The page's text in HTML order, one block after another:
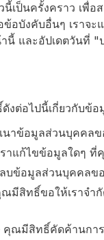
เป็นครั้งคราว เพื่
อบังคับอื่นๆ เราจ
นี้ และอัปเดตวันที่ "
ต่อไปนี้เกี่ยวกับข้
นาข้อมูลส่วนบุคคล
แก้ไขข้อมูลใดๆ ที่
ข้อมูลส่วนบุคคลข
มีสิทธิ์ขอให้เราจ
คุณมีสิทธิ์คัดค้านกา